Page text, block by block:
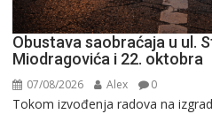
Obustava saobraćaja u ul.
Miodragovića i 22. oktobra
07/08/2026 Alex 0
Tokom izvođenja radova na